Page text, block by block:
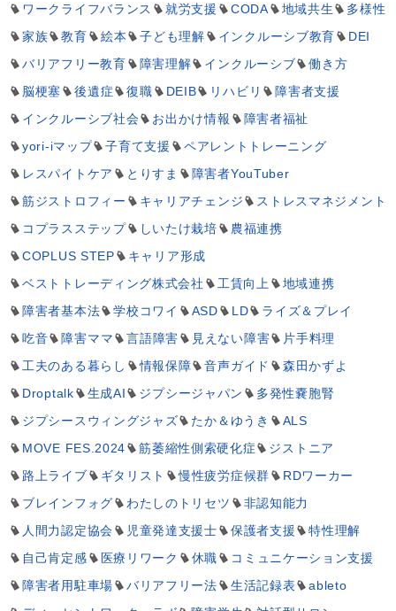
ワークライフバランス
就労支援 CODA 地域共生
多様性
家族
教育 絵本 子ども理解 インクルーシブ教育
DEI
バリアフリー教育
障害理解 インクルーシブ
働き方
脳梗塞
後遺症 復職 DEIB リハビリ
障害者支援
インクルーシブ社会
お出かけ情報
障害者福祉
yori-iマップ
子育て支援
ペアレントトレーニング
レスパイトケア
とりすま
障害者YouTuber
筋ジストロフィー
キャリアチェンジ
ストレスマネジメント
コプラスステップ
しいたけ栽培
農福連携
COPLUS STEP
キャリア形成
ベストトレーディング株式会社
工賃向上
地域連携
障害者基本法
学校コワイ ASD LD
ライズ＆プレイ
吃音
障害ママ 言語障害 見えない障害
片手料理
工夫のある暮らし
情報保障 音声ガイド
森田かずよ
Droptalk
生成AI ジプシージャパン
多発性嚢胞腎
ジプシースウィングジャズ
たか＆ゆうき
ALS
MOVE FES.2024
筋萎縮性側索硬化症
ジストニア
路上ライブ
ギタリスト 慢性疲労症候群
RDワーカー
ブレインフォグ
わたしのトリセツ
非認知能力
人間力認定協会
児童発達支援士 保護者支援
特性理解
自己肯定感
医療リワーク 休職
コミュニケーション支援
障害者用駐車場
バリアフリー法 生活記録表
ableto